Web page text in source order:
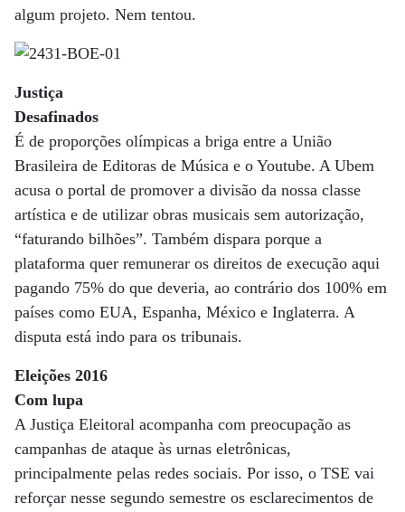
algum projeto. Nem tentou.
Justiça
Desafinados
É de proporções olímpicas a briga entre a União
Brasileira de Editoras de Música e o Youtube. A Ubem
acusa o portal de promover a divisão da nossa classe
artística e de utilizar obras musicais sem autorização,
“faturando bilhões”. Também dispara porque a
plataforma quer remunerar os direitos de execução aqui
pagando 75% do que deveria, ao contrário dos 100% em
países como EUA, Espanha, México e Inglaterra. A
disputa está indo para os tribunais.
Eleições 2016
Com lupa
A Justiça Eleitoral acompanha com preocupação as
campanhas de ataque às urnas eletrônicas,
principalmente pelas redes sociais. Por isso, o TSE vai
reforçar nesse segundo semestre os esclarecimentos de